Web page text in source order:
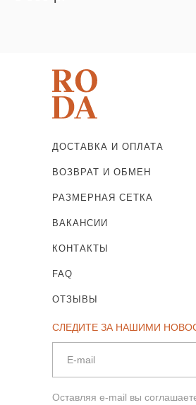
РАЗМЕРНАЯ СЕТКА
ДОСТАВКА И ОПЛАТА
КОНТАКТЫ
FAQ
ОТЗЫВЫ
СЛЕДИТЕ ЗА НАШИМИ
Оставляя e-mail вы
ВОЗВРАТ И ОБМЕН
ВАКАНСИИ